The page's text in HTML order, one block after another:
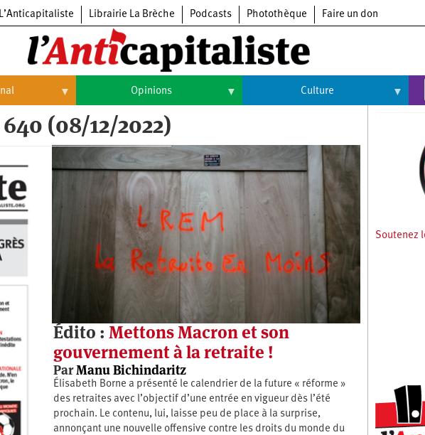
L’Anticapitaliste Librairie La Brèche Podcasts Photothèque Faire un don
Opinions
Opinions
Histoire
Culture
Musique
(08/12/2022)
Édito : Mettons Macron et son
gouvernement à la retraite !
ParManu Bichindaritz
Élisabeth Borne a présenté le calendrier de la future « réforme »
des retraites avec l’objectif d’une entrée en vigueur dès l’été
prochain. Le contenu, lui, laisse peu de place à la surprise,
annonçant une nouvelle offensive contre les droits du monde du
Soutenez